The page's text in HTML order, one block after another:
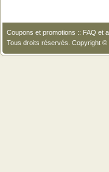
Coupons et promotions :: FAQ et
Tous droits réservés. Copyright